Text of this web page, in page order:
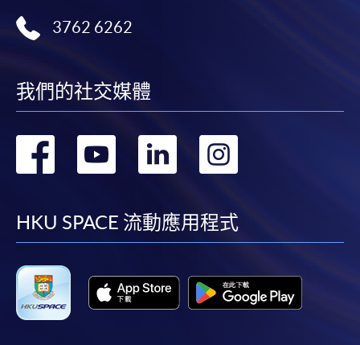
3762 6262
我們的社交媒體
轉
facebook
轉
youtube
轉
linkedin
轉
HKU SPACE 流動應用程式